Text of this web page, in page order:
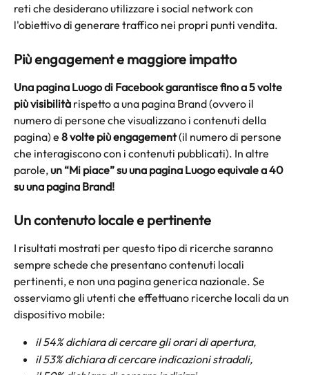
reti che desiderano utilizzare i social network con
l'obiettivo di generare traffico nei propri punti vendita.
Più engagement e maggiore impatto
Una pagina Luogo di Facebook garantisce fino a5 volte
più visibilità rispetto a una pagina Brand (ovvero il
numero di persone che visualizzano i contenuti della
pagina) e 8 volte più engagement (il numero di persone
che interagiscono con i contenuti pubblicati). In altre
parole, un “Mi piace” su una pagina Luogo equivale a 40
su una pagina Brand!
Un contenuto locale e pertinente
I risultati mostrati per questo tipo di ricerche saranno
sempre schede che presentano contenuti locali
pertinenti, e non una pagina generica nazionale. Se
osserviamo gli utenti che effettuano ricerche locali da un
dispositivo mobile:
il 54% dichiara di cercare gli orari di apertura,
il 53% dichiara di cercare indicazioni stradali,